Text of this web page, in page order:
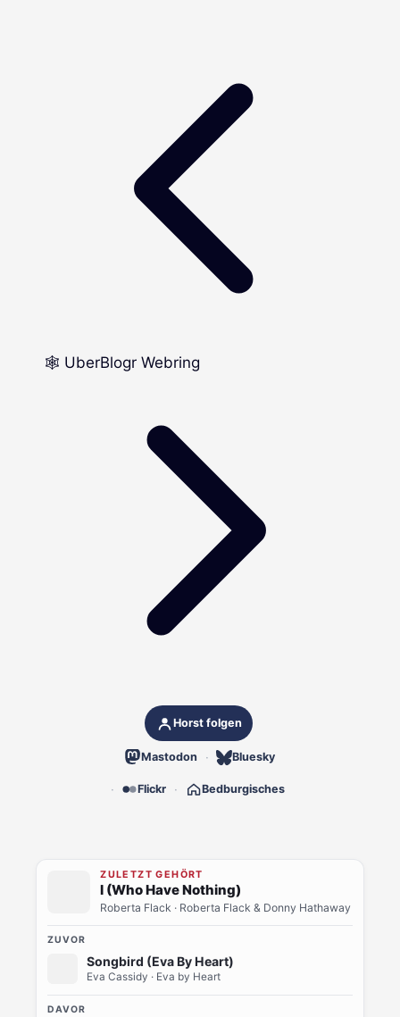
🕸️ UberBlogr Webring
Horst folgen
Mastodon Bluesky
Flickr Bedburgisches
ZULETZT GEHÖRT
I (Who Have Nothing)
Roberta Flack · Roberta Flack & Donny Hathaway
ZUVOR
Songbird (Eva By Heart)
Eva Cassidy · Eva by Heart
DAVOR